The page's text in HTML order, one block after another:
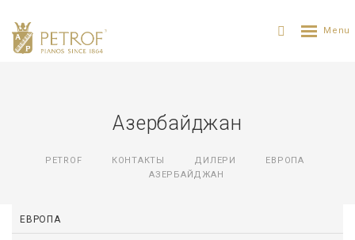
Азербайджан
PETROF КОНТАКТЫ ДИЛЕРИ
ЕВРОПА
АЗЕРБАЙДЖАН
ЕВРОПА